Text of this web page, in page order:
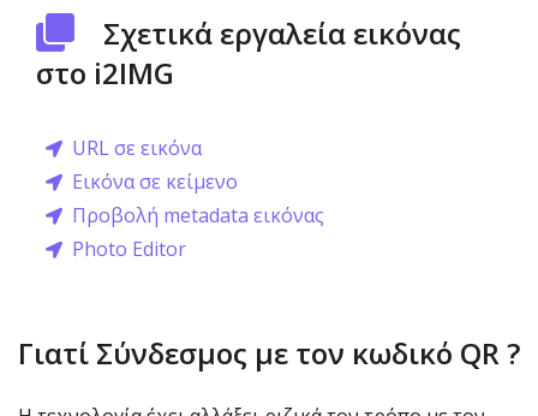
Σχετικά εργαλεία εικόνας
στο i2IMG
URL σε εικόνα
Εικόνα σε κείμενο
Προβολή metadata εικόνας
Photo Editor
Γιατί Σύνδεσμος με τον κωδικό QR ?